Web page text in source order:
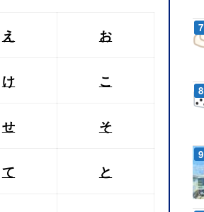
え お
け こ
せ そ
て と